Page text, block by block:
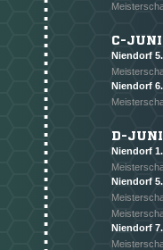
C-
Niendorf
Niendorf
D-
Niendorf
Niendorf
Niendorf